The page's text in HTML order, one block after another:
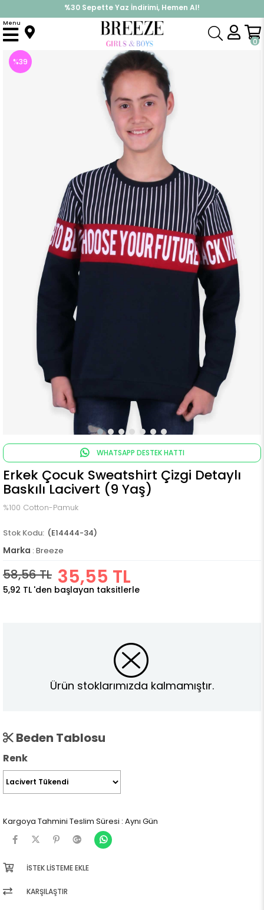
%30 Sepette Yaz İndirimi, Hemen Al!
İndirimlere ek %10 İndirimi Kap, Hemen Üye Ol!
0
Menu
Anasayfa Üst Giyim Sweatshirt
%39
WHATSAPP DESTEK HATTI
Erkek Çocuk Sweatshirt Çizgi Detaylı
Baskılı Lacivert (9 Yaş)
%100 Cotton-Pamuk
(E14444-34)
Marka : Breeze
58,56 TL 35,55 TL
5,92 TL 'den başlayan taksitlerle
Ürün stoklarımızda kalmamıştır.
Beden Tablosu
Renk
Kargoya Tahmini Teslim Süresi : Aynı Gün
İSTEK LISTEME EKLE
KARŞILAŞTIR